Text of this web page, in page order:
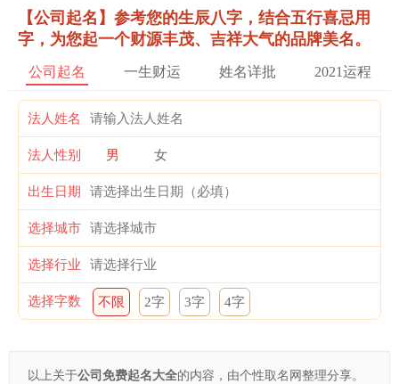
【公司起名】参考您的生辰八字，结合五行喜忌用
字，为您起一个财源丰茂、吉祥大气的品牌美名。
公司起名 一生财运 姓名详批 2021运程
法人姓名
法人性别 男 女
出生日期
选择城市
选择行业
选择字数 不限 2字 3字 4字
以上关于公司免费起名大全的内容，由个性取名网整理分享。